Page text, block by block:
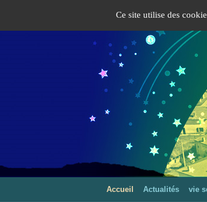
Accueil Actualités vie
Ce site utilise des